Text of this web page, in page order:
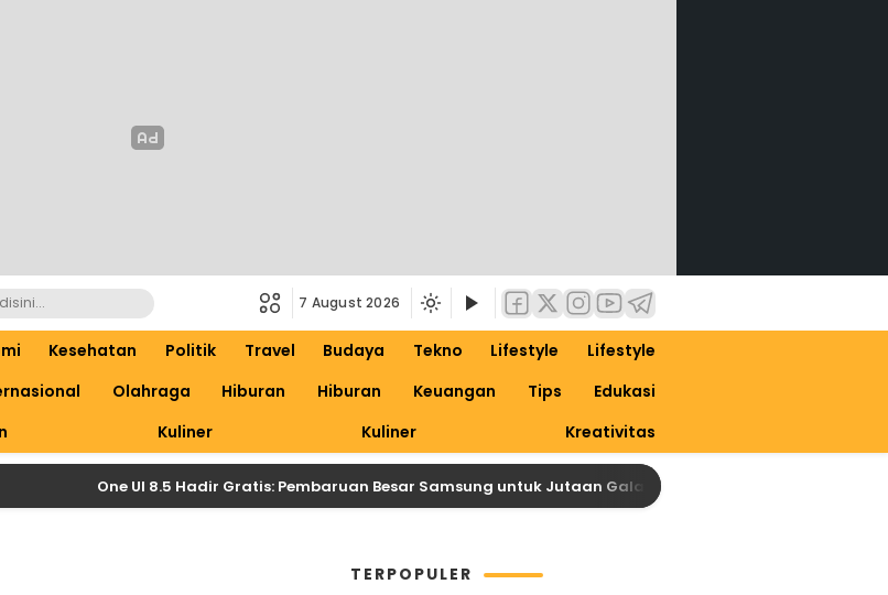
7 August 2026
Kesehatan Politik Travel Budaya Tekno Lifestyle
Lifestyle
Olahraga Hiburan Hiburan Keuangan Tips
Edukasi
Kuliner Kuliner Kreativitas
One UI 8.5 Hadir Gratis: Pembaruan Besar Samsung untuk Jutaan Galaxy, Siapkan Dirimu untuk One UI 9
TERPOPULER